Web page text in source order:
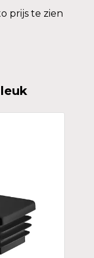
prijs te zien